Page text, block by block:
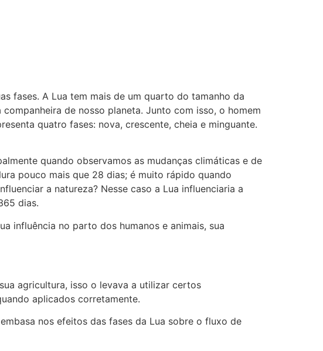
fases. A Lua tem mais de um quarto do tamanho da
de nosso planeta. Junto com isso, o homem
quatro fases: nova, crescente, cheia e minguante.
quando observamos as mudanças climáticas e de
pouco mais que 28 dias; é muito rápido quando
a natureza? Nesse caso a Lua influenciaria a
dias.
no parto dos humanos e animais, sua
agricultura, isso o levava a utilizar certos
aplicados corretamente.
nos efeitos das fases da Lua sobre o fluxo de